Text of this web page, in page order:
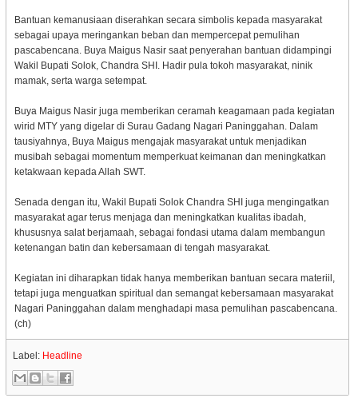
Bantuan kemanusiaan diserahkan secara simbolis kepada masyarakat
sebagai upaya meringankan beban dan mempercepat pemulihan
pascabencana. Buya Maigus Nasir saat penyerahan bantuan didampingi
Wakil Bupati Solok, Chandra SHI. Hadir pula tokoh masyarakat, ninik
mamak, serta warga setempat.
Buya Maigus Nasir juga memberikan ceramah keagamaan pada kegiatan
wirid MTY yang digelar di Surau Gadang Nagari Paninggahan. Dalam
tausiyahnya, Buya Maigus mengajak masyarakat untuk menjadikan
musibah sebagai momentum memperkuat keimanan dan meningkatkan
ketakwaan kepada Allah SWT.
Senada dengan itu, Wakil Bupati Solok Chandra SHI juga mengingatkan
masyarakat agar terus menjaga dan meningkatkan kualitas ibadah,
khususnya salat berjamaah, sebagai fondasi utama dalam membangun
ketenangan batin dan kebersamaan di tengah masyarakat.
Kegiatan ini diharapkan tidak hanya memberikan bantuan secara materiil,
tetapi juga menguatkan spiritual dan semangat kebersamaan masyarakat
Nagari Paninggahan dalam menghadapi masa pemulihan pascabencana.
(ch)
Label: Headline